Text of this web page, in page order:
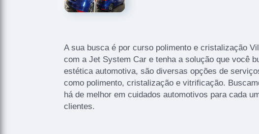
A sua busca é por curso polimento e cristalização
com a Jet System Car e tenha a solução que você
estética automotiva, são diversas opções de
como polimento, cristalização e vitrificação.
há de melhor em cuidados automotivos para cada
clientes.